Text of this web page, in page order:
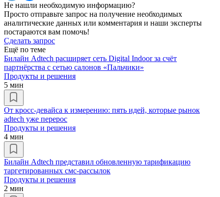
Не нашли необходимую информацию?
Просто отправьте запрос на получение необходимых
аналитические данных или комментария и наши эксперты
постараются вам помочь!
Сделать запрос
Ещё по теме
Билайн Adtech расширяет сеть Digital Indoor за счёт
партнёрства с сетью салонов «Пальчики»
Продукты и решения
5 мин
От кросс-девайса к измерению: пять идей, которые рынок
adtech уже перерос
Продукты и решения
4 мин
Билайн Adtech представил обновленную тарификацию
таргетированных смс-рассылок
Продукты и решения
2 мин